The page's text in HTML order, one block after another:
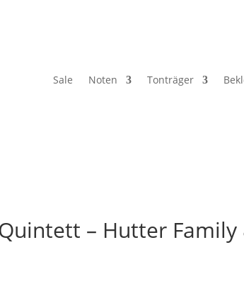
Sale Noten Tonträger
– Hutter Family